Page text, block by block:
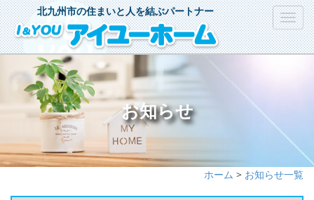
北九州市の住まいと人を結ぶパートナー
お知らせ
ホーム > お知らせ一覧